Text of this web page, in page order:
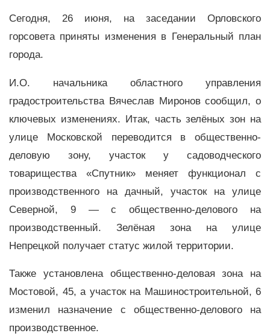
Сегодня, 26 июня, на заседании Орловского
горсовета приняты изменения в Генеральный план
города.
И.О. начальника областного управления
градостроительства Вячеслав Миронов сообщил, о
ключевых изменениях. Итак, часть зелёных зон на
улице Московской переводится в общественно-
деловую зону, участок у садоводческого
товарищества «Спутник» меняет функционал с
производственного на дачный, участок на улице
Северной, 9 — с общественно-делового на
производственный. Зелёная зона на улице
Непрецкой получает статус жилой территории.
Также установлена общественно-деловая зона на
Мостовой, 45, а участок на Машиностроительной, 6
изменил назначение с общественно-делового на
производственное.